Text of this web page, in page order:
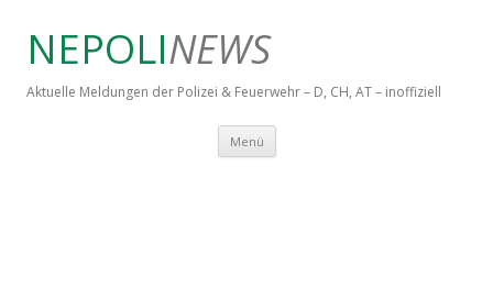
NEPOLINEWS
Aktuelle Meldungen der Polizei & Feuerwehr – D, CH, AT – inoffiziell
Menü Springe zum Inhalt